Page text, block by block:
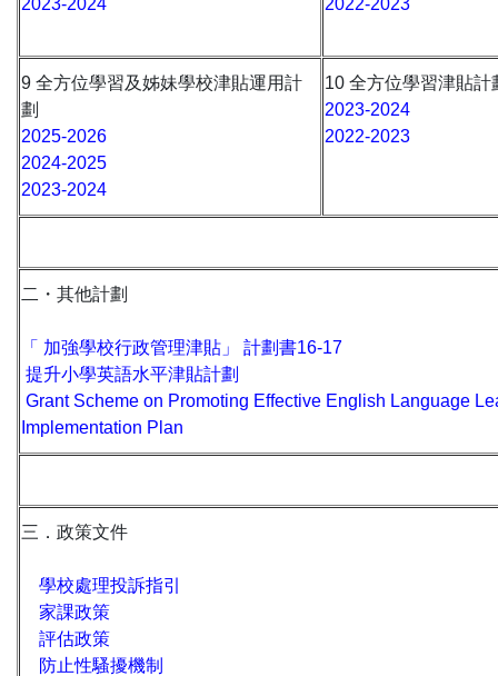
9 全方位學習及姊妹學校津貼運用計
劃
2025-2026
2024-2025
2023-2024
10 全方位學習津貼計
2023-2024
2022-2023
二・其他計劃
「 加強學校行政管理津貼」 計劃書16-17
提升小學英語水平津貼計劃
Grant Scheme on Promoting Effective English Language
Implementation Plan
三．政策文件
學校處理投訴指引
家課政策
評估政策
防止性騷擾機制